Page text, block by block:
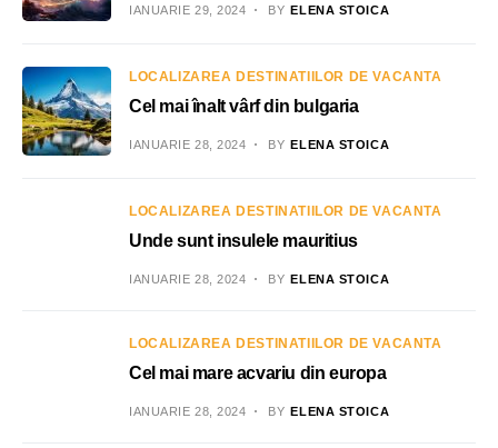
IANUARIE 29, 2024 BY ELENA STOICA
LOCALIZAREA DESTINATIILOR DE VACANTA
Cel mai înalt vârf din bulgaria
IANUARIE 28, 2024 BY ELENA STOICA
LOCALIZAREA DESTINATIILOR DE VACANTA
Unde sunt insulele mauritius
IANUARIE 28, 2024 BY ELENA STOICA
LOCALIZAREA DESTINATIILOR DE VACANTA
Cel mai mare acvariu din europa
IANUARIE 28, 2024 BY ELENA STOICA